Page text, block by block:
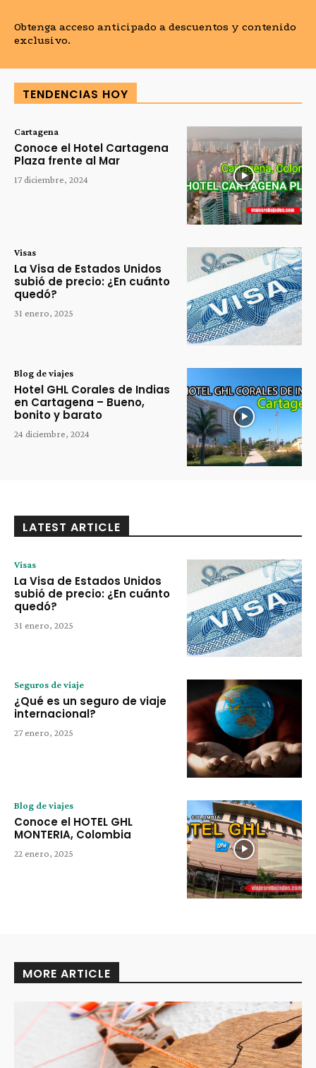
Obtenga acceso anticipado a descuentos y contenido
exclusivo.
TENDENCIAS HOY
Cartagena
Conoce el Hotel Cartagena
Plaza frente al Mar
17 diciembre, 2024
Visas
La Visa de Estados Unidos
subió de precio: ¿En cuánto
quedó?
31 enero, 2025
Blog de viajes
Hotel GHL Corales de Indias
en Cartagena – Bueno,
bonito y barato
24 diciembre, 2024
LATEST ARTICLE
Visas
La Visa de Estados Unidos
subió de precio: ¿En cuánto
quedó?
31 enero, 2025
Seguros de viaje
¿Qué es un seguro de viaje
internacional?
27 enero, 2025
Blog de viajes
Conoce el HOTEL GHL
MONTERIA, Colombia
22 enero, 2025
MORE ARTICLE